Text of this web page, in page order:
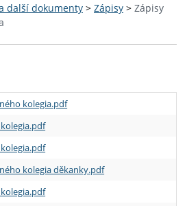
další dokumenty > Zápisy > Zápisy
kolegia.pdf
kolegia.pdf
kolegia.pdf
kolegia děkanky.pdf
kolegia.pdf